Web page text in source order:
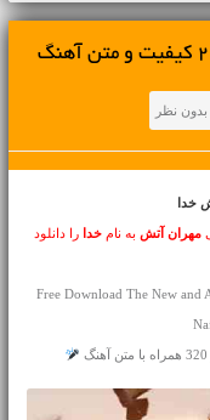
بدون نظر
خدا
مهران آتش به نام خدا را دانلود
Free Download The New and